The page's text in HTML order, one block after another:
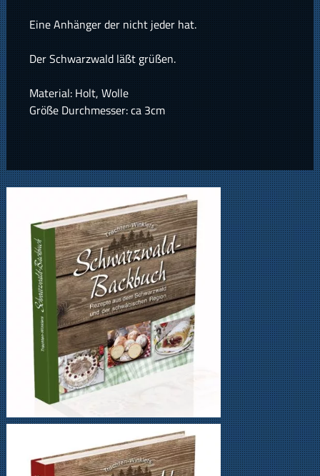
Eine Anhänger der nicht jeder hat.
Der Schwarzwald läßt grüßen.
Material: Holt, Wolle
Größe Durchmesser: ca 3cm